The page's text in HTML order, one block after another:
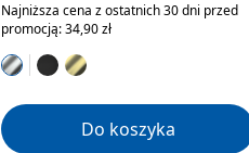
Najniższa cena z ostatnich 30 dni przed
promocją: 34,90 zł
Do koszyka